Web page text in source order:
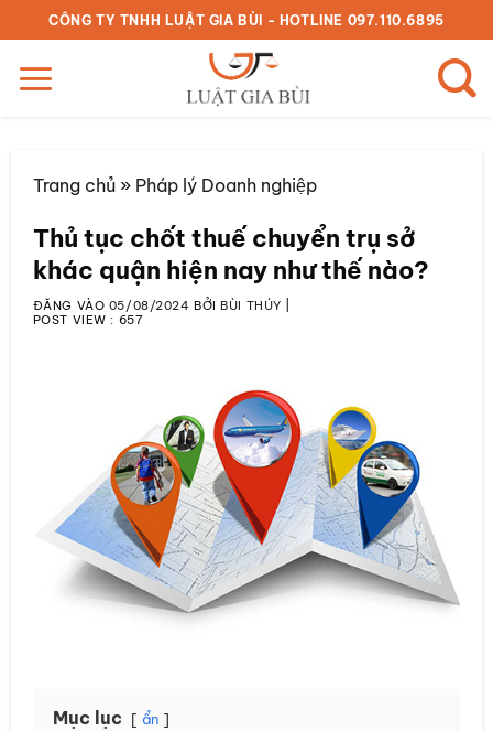
qua
nội
dung
CÔNG TY TNHH LUẬT GIA BÙI - HOTLINE 097.110.6895
Trang chủ» Pháp lý Doanh nghiệp
Thủ tục chốt thuế chuyển trụ sở
khác quận hiện nay như thế nào?
ĐĂNG VÀO 05/08/2024 BỞIBÙI THÚY
POST VIEW : 657
Mục lục ẩn